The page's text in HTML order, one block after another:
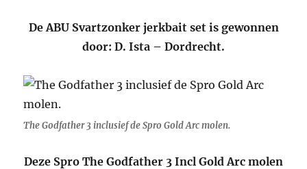
De ABU Svartzonker jerkbait set is gewonnen
door: D. Ista – Dordrecht.
The Godfather 3 inclusief de Spro Gold Arc molen.
Deze Spro The Godfather 3 Incl Gold Arc molen